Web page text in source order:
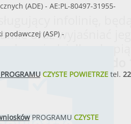
infolinię,
oraz wyjaśniać
(ADE) - AE:PL-80497-31955-
(ASP) -
CZYSTE POWIETRZEtel. 22
PROGRAMU CZYSTE